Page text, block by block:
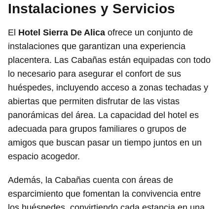
Instalaciones y Servicios
El Hotel Sierra De Alica ofrece un conjunto de
instalaciones que garantizan una experiencia
placentera. Las Cabañas están equipadas con todo
lo necesario para asegurar el confort de sus
huéspedes, incluyendo acceso a zonas techadas y
abiertas que permiten disfrutar de las vistas
panorámicas del área. La capacidad del hotel es
adecuada para grupos familiares o grupos de
amigos que buscan pasar un tiempo juntos en un
espacio acogedor.
Además, la Cabañas cuenta con áreas de
esparcimiento que fomentan la convivencia entre